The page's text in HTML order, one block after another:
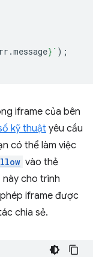
.message} ` );
iframe của bên
kỹ thuậtyêu cầu
có thể làm việc
vào thẻ
này cho trình
iframe được
chia sẻ.